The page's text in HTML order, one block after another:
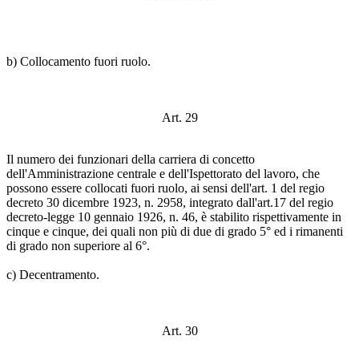
b) Collocamento fuori ruolo.
Art. 29
Il numero dei funzionari della carriera di concetto
dell'Amministrazione centrale e dell'Ispettorato del lavoro, che
possono essere collocati fuori ruolo, ai sensi dell'art. 1 del regio
decreto 30 dicembre 1923, n. 2958, integrato dall'art.17 del regio
decreto-legge 10 gennaio 1926, n. 46, è stabilito rispettivamente in
cinque e cinque, dei quali non più di due di grado 5° ed i rimanenti
di grado non superiore al 6°.
c) Decentramento.
Art. 30